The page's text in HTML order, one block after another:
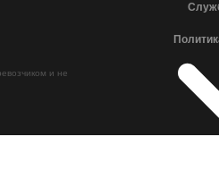
Поезд Севилья - Барселона
Поезд Малага - Барселона
Поезд Малага - Мадрид
и не